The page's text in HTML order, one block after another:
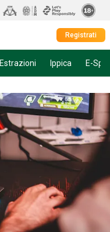
Registrati
Estrazioni Ippica E-